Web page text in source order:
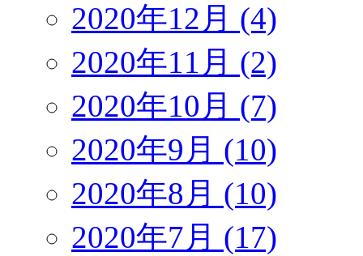
2020年12月 (4)
2020年11月 (2)
2020年10月 (7)
2020年9月 (10)
2020年8月 (10)
2020年7月 (17)